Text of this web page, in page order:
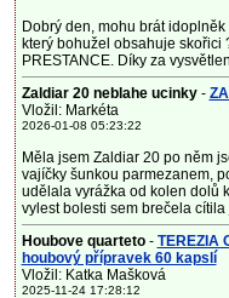
Dobrý den, mohu brát
který bohužel obsahuje skořici
PRESTANCE. Díky za
Zaldiar 20 neblahe ucinky-
Vložil: Markéta
2026-01-08 05:23:22
Měla jsem Zaldiar 20 po něm
vajíčky šunkou parmezanem,
udělala vyrážka od kolen dolů
vylest bolesti sem brečela cítila
Houbove quarteto- TEREZIA
houbový přípravek 60 kapslí
Vložil: Katka Mašková
2025-11-24 17:28:12